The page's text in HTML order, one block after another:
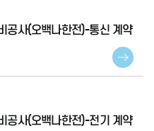
공사(오백나한전)-통신 계약
공사(오백나한전)-전기 계약